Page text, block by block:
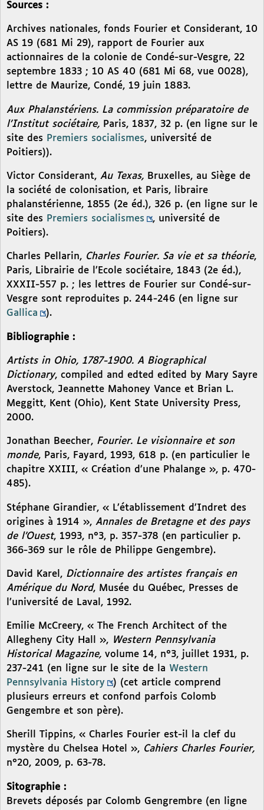
Sources :
Archives nationales, fonds Fourier et Considerant, 10
AS 19 (681 Mi 29), rapport de Fourier aux
actionnaires de la colonie de Condé-sur-Vesgre, 22
septembre 1833 ; 10 AS 40 (681 Mi 68, vue 0028),
lettre de Maurize, Condé, 19 juin 1883.
Aux Phalanstériens. La commission préparatoire de
l’Institut sociétaire, Paris, 1837, 32 p. (en ligne sur le
site des Premiers socialismes, université de
Poitiers)).
Victor Considerant, Au Texas, Bruxelles, au Siège de
la société de colonisation, et Paris, libraire
phalanstérienne, 1855 (2e éd.), 326 p. (en ligne sur le
site des Premiers socialismes
, université de
Poitiers).
Charles Pellarin, Charles Fourier. Sa vie et sa théorie,
Paris, Librairie de l’Ecole sociétaire, 1843 (2e éd.),
XXXII-557 p. ; les lettres de Fourier sur Condé-sur-
Vesgre sont reproduites p. 244-246 (en ligne sur
Gallica
).
Bibliographie :
Artists in Ohio, 1787-1900. A Biographical
Dictionary, compiled and edted edited by Mary Sayre
Averstock, Jeannette Mahoney Vance et Brian L.
Meggitt, Kent (Ohio), Kent State University Press,
2000.
Jonathan Beecher, Fourier. Le visionnaire et son
monde, Paris, Fayard, 1993, 618 p. (en particulier le
chapitre XXIII, « Création d’une Phalange », p. 470-
485).
Stéphane Girandier, « L’établissement d’Indret des
origines à 1914 », Annales de Bretagne et des pays
de l’Ouest, 1993, n°3, p. 357-378 (en particulier p.
366-369 sur le rôle de Philippe Gengembre).
David Karel, Dictionnaire des artistes français en
Amérique du Nord, Musée du Québec, Presses de
l’université de Laval, 1992.
Emilie McCreery, « The French Architect of the
Allegheny City Hall », Western Pennsylvania
Historical Magazine, volume 14, n°3, juillet 1931, p.
237-241 (en ligne sur le site de la Western
Pennsylvania History
) (cet article comprend
plusieurs erreurs et confond parfois Colomb
Gengembre et son père).
Sherill Tippins, « Charles Fourier est-il la clef du
mystère du Chelsea Hotel », Cahiers Charles Fourier,
n°20, 2009, p. 63-78.
Sitographie :
Brevets déposés par Colomb Gengrembre (en ligne